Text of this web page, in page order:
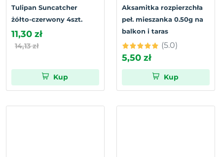
Tulipan Suncatcher
żółto-czerwony 4szt.
11,30 zł
14,13 zł
Kup
Aksamitka rozpierzchła
peł. mieszanka 0.50g na
balkon i taras
(5.0)
5,50 zł
Kup